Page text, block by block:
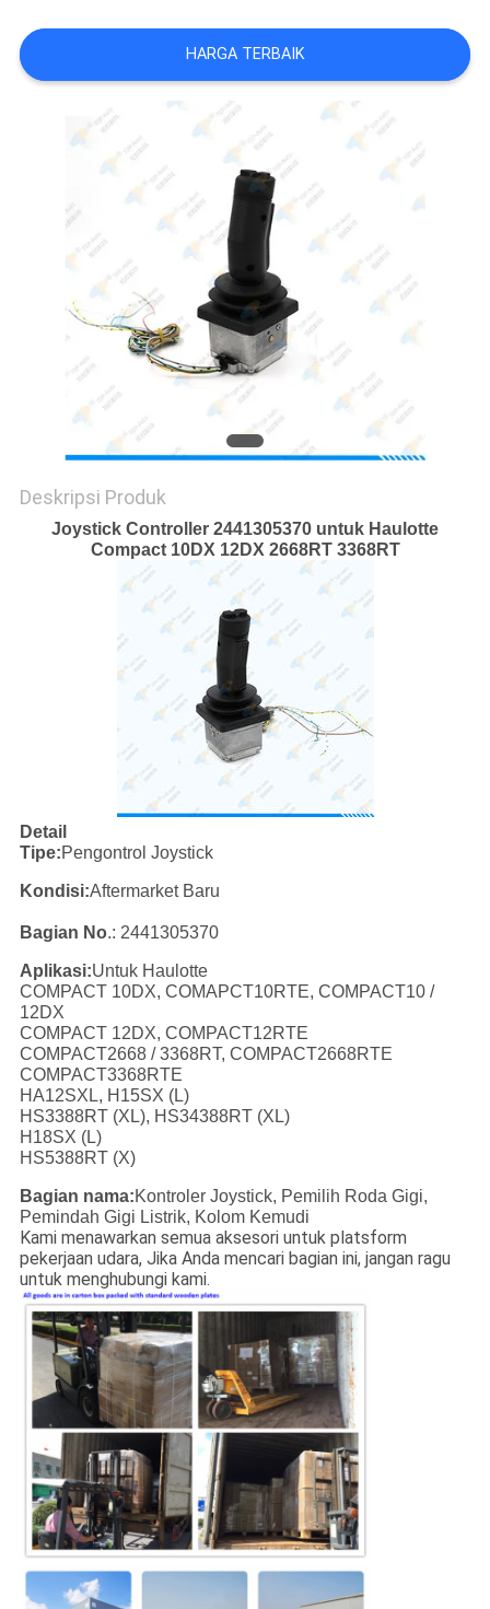
SITEMAP
POLICY
HARGA TERBAIK
Deskripsi Produk
Joystick Controller 2441305370 untuk Haulotte
Compact 10DX 12DX 2668RT 3368RT
Detail
Tipe:Pengontrol Joystick
Kondisi:Aftermarket Baru
Bagian No.: 2441305370
Aplikasi:Untuk Haulotte
COMPACT 10DX, COMAPCT10RTE, COMPACT10 /
12DX
COMPACT 12DX, COMPACT12RTE
COMPACT2668 / 3368RT, COMPACT2668RTE
COMPACT3368RTE
HA12SXL, H15SX (L)
HS3388RT (XL), HS34388RT (XL)
H18SX (L)
HS5388RT (X)
Bagian nama:Kontroler Joystick, Pemilih Roda Gigi,
Pemindah Gigi Listrik, Kolom Kemudi
Kami menawarkan semua aksesori untuk platsform
pekerjaan udara, Jika Anda mencari bagian ini, jangan ragu
untuk menghubungi kami.